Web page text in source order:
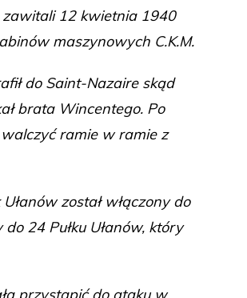
zawitali 12 kwietnia 1940
maszynowych C.K.M.
do Saint-Nazaire skąd
brata Wincentego. Po
ramie w ramie z
został włączony do
24 Pułku Ułanów, który